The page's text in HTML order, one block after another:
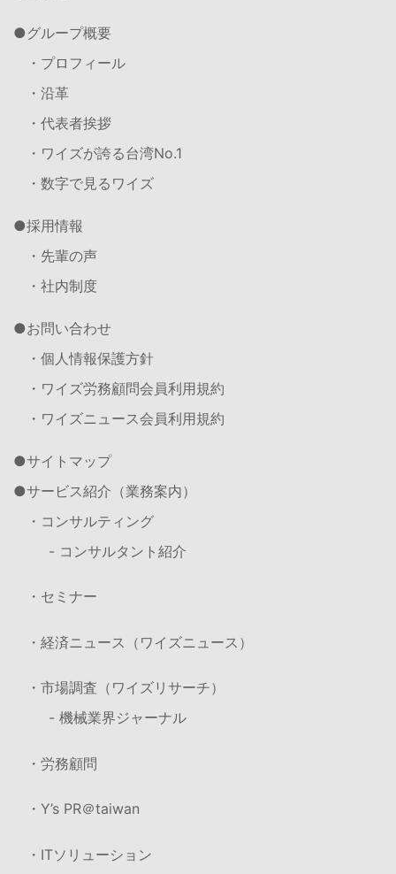
グループ概要
・プロフィール
・沿革
・代表者挨拶
・ワイズが誇る台湾No.1
・数字で見るワイズ
採用情報
・先輩の声
・社内制度
お問い合わせ
・個人情報保護方針
・ワイズ労務顧問会員利用規約
・ワイズニュース会員利用規約
サイトマップ
サービス紹介（業務案内）
・コンサルティング
- コンサルタント紹介
・セミナー
・経済ニュース（ワイズニュース）
・市場調査（ワイズリサーチ）
- 機械業界ジャーナル
・労務顧問
・Y’s PR＠taiwan
・ITソリューション